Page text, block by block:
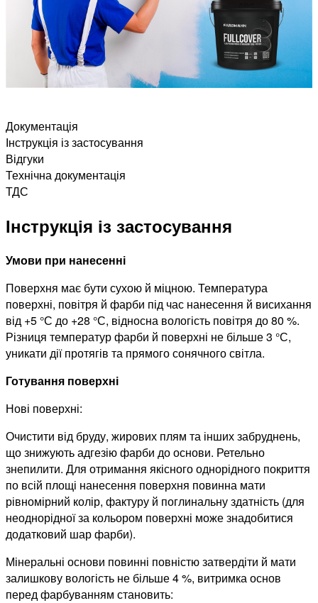
Документація
Інструкція із застосування
Відгуки
Технічна документація
ТДС
Інструкція із застосування
Умови при нанесенні
Поверхня має бути сухою й міцною. Температура
поверхні, повітря й фарби під час нанесення й висихання
від +5 °С до +28 °С, відносна вологість повітря до 80 %.
Різниця температур фарби й поверхні не більше 3 °С,
уникати дії протягів та прямого сонячного світла.
Готування поверхні
Нові поверхні:
Очистити від бруду, жирових плям та інших забруднень,
що знижують адгезію фарби до основи. Ретельно
знепилити. Для отримання якісного однорідного покриття
по всій площі нанесення поверхня повинна мати
рівномірний колір, фактуру й поглинальну здатність (для
неоднорідної за кольором поверхні може знадобитися
додатковий шар фарби).
Мінеральні основи повинні повністю затвердіти й мати
залишкову вологість не більше 4 %, витримка основ
перед фарбуванням становить: